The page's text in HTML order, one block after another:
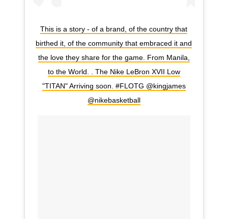
This is a story - of a brand, of the country that
birthed it, of the community that embraced it and
the love they share for the game. From Manila,
to the World. . The Nike LeBron XVII Low
"TITAN" Arriving soon. #FLOTG @kingjames
@nikebasketball